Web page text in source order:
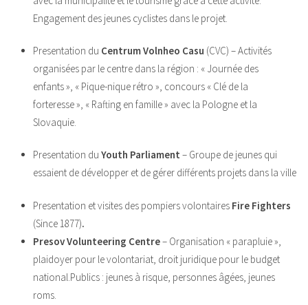
Engagement des jeunes cyclistes dans le projet.
Presentation du Centrum Volnheo Casu (CVC) – Activités
organisées par le centre dans la région : « Journée des
enfants », « Pique-nique rétro », concours « Clé de la
forteresse », « Rafting en famille » avec la Pologne et la
Slovaquie.
Presentation du Youth Parliament – Groupe de jeunes qui
essaient de développer et de gérer différents projets dans la ville
Presentation et visites des pompiers volontaires Fire Fighters
(Since 1877).
Presov Volunteering Centre– Organisation « parapluie »,
plaidoyer pour le volontariat, droit juridique pour le budget
national.Publics : jeunes à risque, personnes âgées, jeunes
roms.